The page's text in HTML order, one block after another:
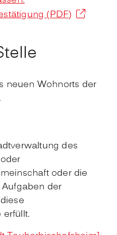
(PDF)
neuen Wohnorts der
des
oder die
der